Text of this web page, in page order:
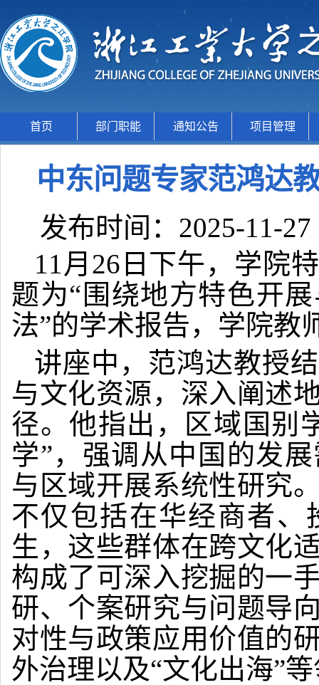
首页 部门职能 通知公告 项目管理
中东问题专家范鸿达
发布时间：2025-11-27
11月26日下午，学院
题为“围绕地方特色开
法”的学术报告，学院教
讲座中，范鸿达教授
与文化资源，深入阐述
径。他指出，区域国别
学”，强调从中国的发
与区域开展系统性研究
不仅包括在华经商者
生，这些群体在跨文化
构成了可深入挖掘的一
研、个案研究与问题导
对性与政策应用价值的
外治理以及“文化出海”